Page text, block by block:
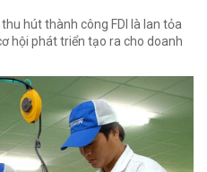
hút thành công FDI là lan tỏa
hội phát triển tạo ra cho doanh